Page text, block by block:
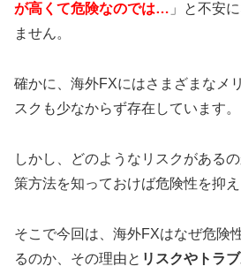
が高くて危険なのでは… 」と不安
ません。
確かに、海外FXにはさまざまなメ
スクも少なからず存在しています。
しかし、どのようなリスクがある
策方法を知っておけば危険性を抑え
そこで今回は、海外FXはなぜ危険
るのか、その理由と リスクやトラ